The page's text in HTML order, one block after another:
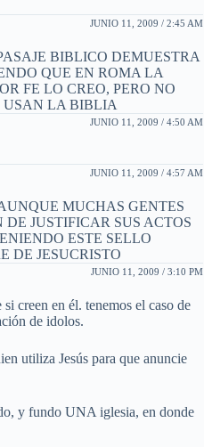
JUNIO 11, 2009 / 2:45 AM
BIBLICO DEMUESTRA
QUE EN ROMA LA
FE LO CREO, PERO NO
USAN LA BIBLIA
JUNIO 11, 2009 / 4:50 AM
JUNIO 11, 2009 / 4:57 AM
MUCHAS GENTES
JUSTIFICAR SUS ACTOS
ESTE SELLO
DE JESUCRISTO
JUNIO 11, 2009 / 3:10 PM
creen en él. tenemos el caso de
de idolos.
utiliza Jesús para que anuncie
y fundo UNA iglesia, en donde